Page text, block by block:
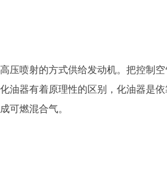
压喷射的方式供给发动机。把控制空
油器有着原理性的区别，化油器是依
可燃混合气。